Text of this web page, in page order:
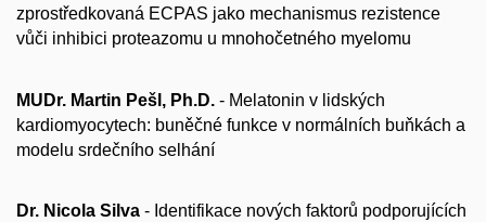
zprostředkovaná ECPAS jako mechanismus rezistence
vůči inhibici proteazomu u mnohočetného myelomu
MUDr. Martin Pešl, Ph.D. - Melatonin v lidských
kardiomyocytech: buněčné funkce v normálních buňkách a
modelu srdečního selhání
Dr. Nicola Silva - Identifikace nových faktorů podporujících